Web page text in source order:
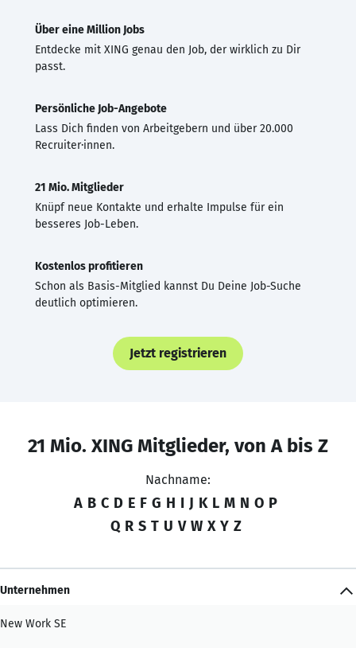
Über eine Million Jobs
Entdecke mit XING genau den Job, der wirklich zu Dir
passt.
Persönliche Job-Angebote
Lass Dich finden von Arbeitgebern und über 20.000
Recruiter·innen.
21 Mio. Mitglieder
Knüpf neue Kontakte und erhalte Impulse für ein
besseres Job-Leben.
Kostenlos profitieren
Schon als Basis-Mitglied kannst Du Deine Job-Suche
deutlich optimieren.
Jetzt registrieren
21 Mio. XING Mitglieder, von A bis Z
Nachname:
A B C D E F G H I J K L M N O P
Q R S T U V W X Y Z
Unternehmen
New Work SE